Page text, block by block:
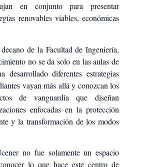
en conjunto para presentar
renovables viables, económicas
de la Facultad de Ingeniería,
no se da solo en las aulas de
desarrollado diferentes estrategias
vayan más allá y conozcan los
de vanguardia que diseñan
enfocadas en la protección
y la transformación de los modos
no fue solamente un espacio
lo que hace este centro de